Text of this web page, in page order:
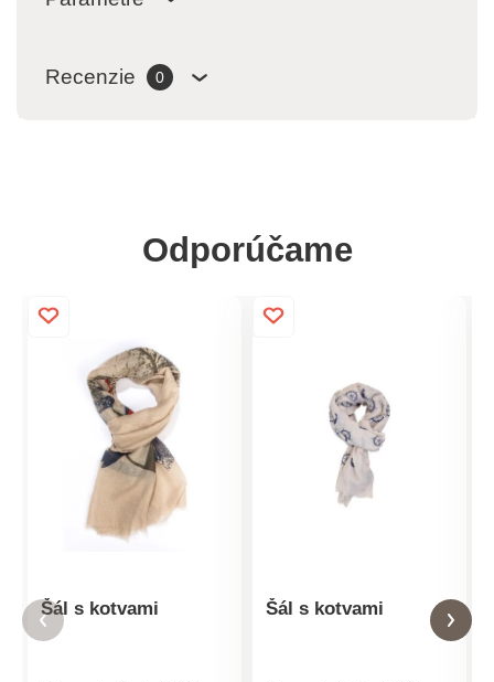
Recenzie 0
Odporúčame
Šál s kotvami Šál s kotvami